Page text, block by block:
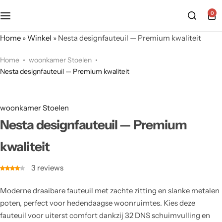
0
Home »Winkel » Nesta designfauteuil — Premium kwaliteit
Home
woonkamer Stoelen
Nesta designfauteuil — Premium kwaliteit
woonkamer Stoelen
Nesta designfauteuil — Premium
kwaliteit
3 reviews
Moderne draaibare fauteuil met zachte zitting en slanke metalen
poten, perfect voor hedendaagse woonruimtes. Kies deze
fauteuil voor uiterst comfort dankzij 32 DNS schuimvulling en